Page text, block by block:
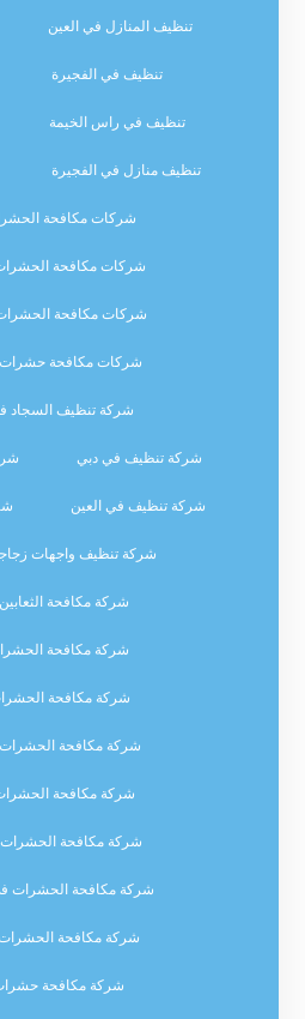
تنظيف المنازل في العين
تنظيف في الفجيرة
تنظيف في راس الخيمة
تنظيف منازل في الفجيرة
شركات مكافحة
شركات مكافحة
شركات مكافحة
شركات مكافحة حشرات
شركة تنظيف السجاد
شركة تنظيف في دبي
شركة تنظيف في العين
شركة تنظيف واجهات
شركة مكافحة
شركة مكافحة
شركة مكافحة
شركة مكافحة
شركة مكافحة
شركة مكافحة الحشرات
شركة مكافحة الحشرات
شركة مكافحة
شركة مكافحة